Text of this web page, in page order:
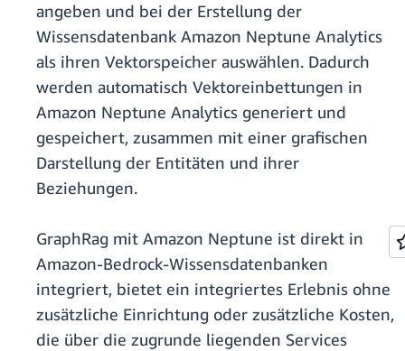
angeben und bei der Erstellung der
Wissensdatenbank Amazon Neptune Analytics
als ihren Vektorspeicher auswählen. Dadurch
werden automatisch Vektoreinbettungen in
Amazon Neptune Analytics generiert und
gespeichert, zusammen mit einer grafischen
Darstellung der Entitäten und ihrer
Beziehungen.
GraphRag mit Amazon Neptune ist direkt in
Amazon-Bedrock-Wissensdatenbanken
integriert, bietet ein integriertes Erlebnis ohne
zusätzliche Einrichtung oder zusätzliche Kosten,
die über die zugrunde liegenden Services